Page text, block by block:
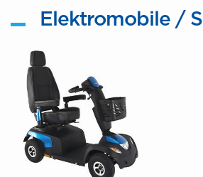
Elektromobile /